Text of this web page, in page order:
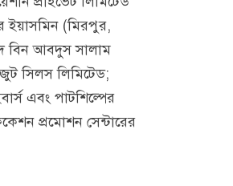
ইয়াসমিন (মিরপুর,
বিন আবদুস সালাম
সিলস লিমিটেড;
এবং পাটশিল্পের
প্রমোশন সেন্টারের